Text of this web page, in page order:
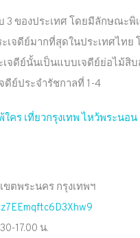
ของประเทศ โดยมีลักษณะพิ
จดีย์มากที่สุดในประเทศไท
จดีย์นั้นเป็นแบบเจดีย์ย่อไม้สิบ
ดีย์ประจำรัชกาลที่ 1-4
คร เที่ยวกรุงเทพ ไหว้พระนอน
ตพระนคร กรุงเทพฯ
17.00 น.